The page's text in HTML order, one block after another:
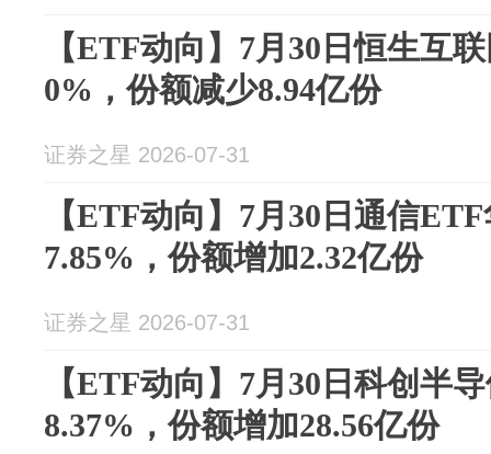
【ETF动向】7月30日恒生互
0%，份额减少8.94亿份
证券之星 2026-07-31
【ETF动向】7月30日通信
7.85%，份额增加2.32亿份
证券之星 2026-07-31
【ETF动向】7月30日科创半
8.37%，份额增加28.56亿份